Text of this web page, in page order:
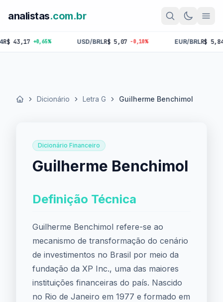
analistas.com.br
+0,65% USD/BRLR$ 5,07 -0,10% EUR/BRLR$ 5,84 -
Início Dicionário Letra G Guilherme Benchimol
Dicionário Financeiro
Guilherme Benchimol
Definição Técnica
Guilherme Benchimol refere-se ao
mecanismo de transformação do cenário
de investimentos no Brasil por meio da
fundação da XP Inc., uma das maiores
instituições financeiras do país. Nascido
no Rio de Janeiro em 1977 e formado em